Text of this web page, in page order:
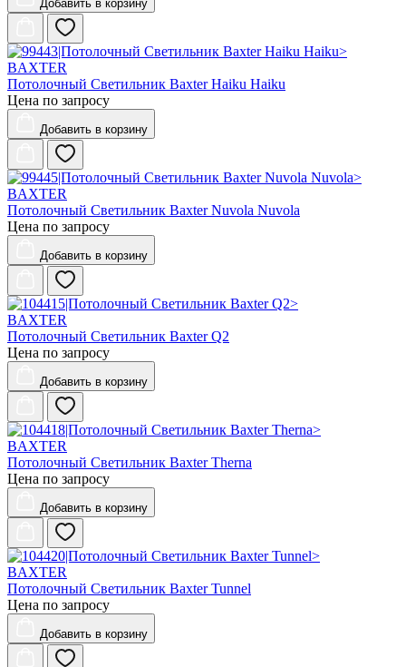
Добавить в корзину
BAXTER
Потолочный Светильник Baxter Haiku Haiku
Цена по запросу
Добавить в корзину
BAXTER
Потолочный Светильник Baxter Nuvola Nuvola
Цена по запросу
Добавить в корзину
BAXTER
Потолочный Светильник Baxter Q2
Цена по запросу
Добавить в корзину
BAXTER
Потолочный Светильник Baxter Therna
Цена по запросу
Добавить в корзину
BAXTER
Потолочный Светильник Baxter Tunnel
Цена по запросу
Добавить в корзину